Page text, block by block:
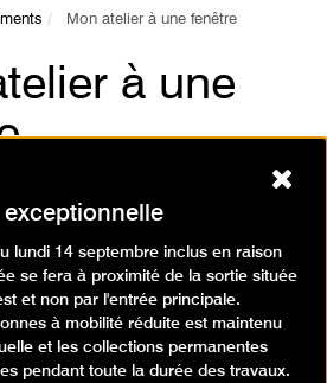
Mon atelier à une fenêtre
à une
arts plastiques
exceptionnelle
lundi 14 septembre inclus en raison
se fera à proximité de la sortie située
et non par l'entrée principale.
à mobilité réduite est maintenu
et les collections permanentes
pendant toute la durée des travaux.